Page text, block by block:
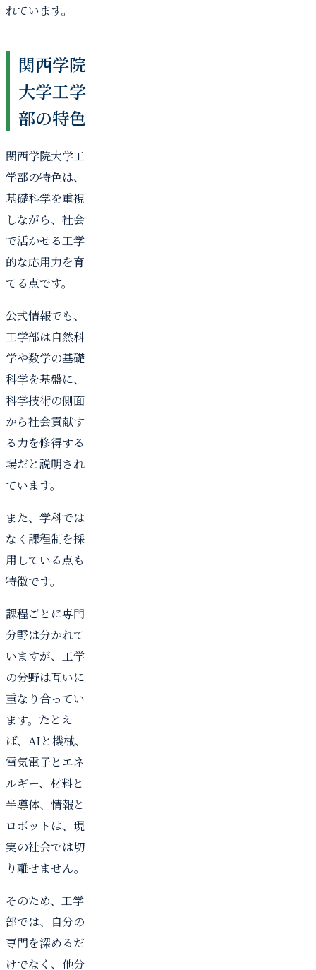
れています。
関西学院
大学工学
部の特色
関西学院大学工
学部の特色は、
基礎科学を重視
しながら、社会
で活かせる工学
的な応用力を育
てる点です。
公式情報でも、
工学部は自然科
学や数学の基礎
科学を基盤に、
科学技術の側面
から社会貢献す
る力を修得する
場だと説明され
ています。
また、学科では
なく課程制を採
用している点も
特徴です。
課程ごとに専門
分野は分かれて
いますが、工学
の分野は互いに
重なり合ってい
ます。たとえ
ば、AIと機械、
電気電子とエネ
ルギー、材料と
半導体、情報と
ロボットは、現
実の社会では切
り離せません。
そのため、工学
部では、自分の
専門を深めるだ
けでなく、他分